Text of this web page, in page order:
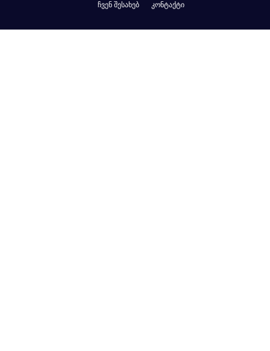
ჩვენ შესახებ კონტაქტი